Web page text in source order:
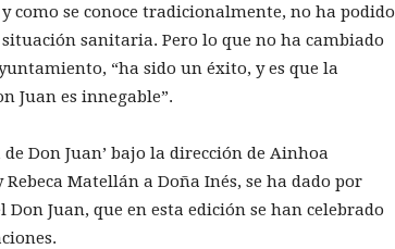
como se conoce tradicionalmente, no ha podido
sanitaria. Pero lo que no ha cambiado
“ha sido un éxito, y es que la
Juan es innegable”.
Don Juan’ bajo la dirección de Ainhoa
Matellán a Doña Inés, se ha dado por
Juan, que en esta edición se han celebrado